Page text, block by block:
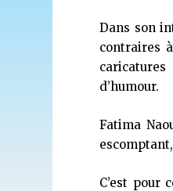
Dans son
contraires
d’humour.
Fatima
C’est pour